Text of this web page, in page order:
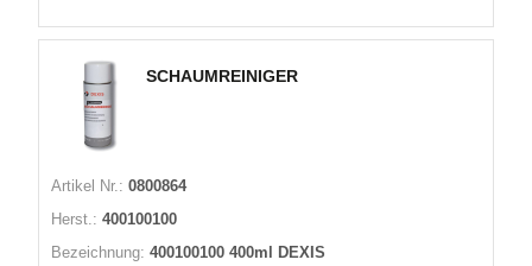
SCHAUMREINIGER
Artikel Nr.: 0800864
Herst.: 400100100
Bezeichnung: 400100100 400ml DEXIS